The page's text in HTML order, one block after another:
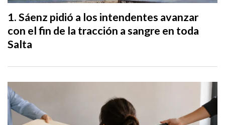
Sáenz pidió a los intendentes avanzar
con el fin de la tracción a sangre en toda
Salta